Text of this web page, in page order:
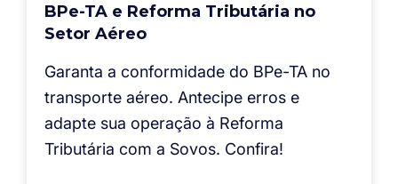
BPe-TA e Reforma Tributária no
Setor Aéreo
Garanta a conformidade do BPe-TA no
transporte aéreo. Antecipe erros e
adapte sua operação à Reforma
Tributária com a Sovos. Confira!